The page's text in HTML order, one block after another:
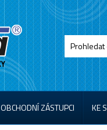
OBCHODNÍ ZÁSTUPCI KE